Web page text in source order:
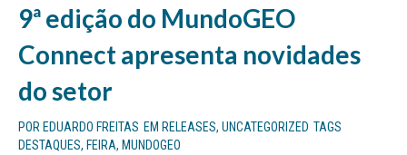
9ª edição do MundoGEO
Connect apresenta novidades
do setor
POR EDUARDO FREITAS EM RELEASES, UNCATEGORIZED TAGS
DESTAQUES, FEIRA, MUNDOGEO